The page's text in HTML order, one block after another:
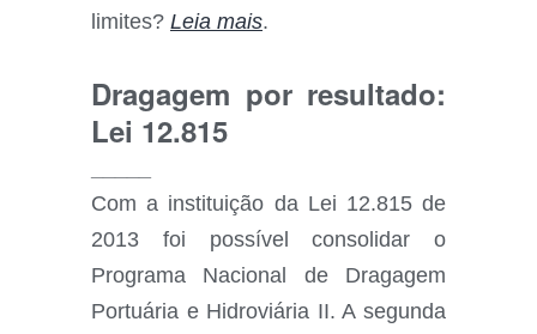
limites? Leia mais.
Dragagem por resultado:
Lei 12.815
Com a instituição da Lei 12.815 de
2013 foi possível consolidar o
Programa Nacional de Dragagem
Portuária e Hidroviária II. A segunda